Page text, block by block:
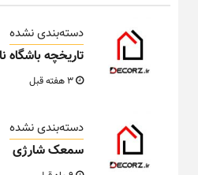
دسته‌بندی نشده
تاریخچه باشگاه
دسته‌بندی نشده
سمعک شارژی